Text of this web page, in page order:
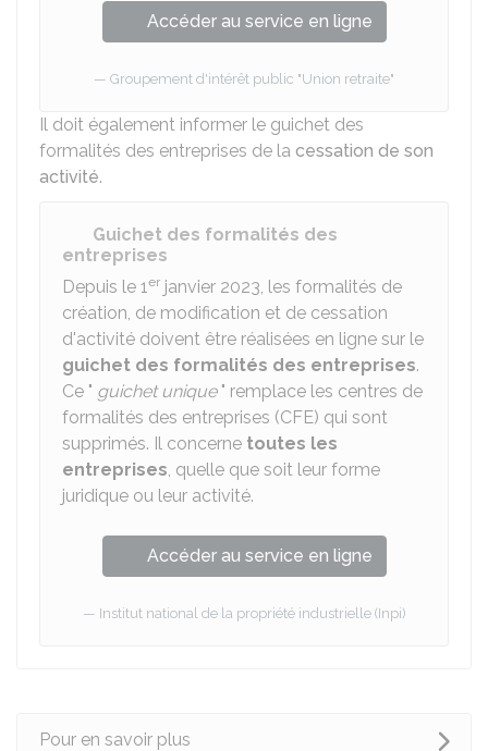
Accéder au service en ligne
Groupement d'intérêt public "Union retraite"
Il doit également informer le guichet des
formalités des entreprises de la cessation de son
activité.
Guichet des formalités des
entreprises
Depuis le 1er janvier 2023, les formalités de
création, de modification et de cessation
d'activité doivent être réalisées en ligne sur le
guichet des formalités des entreprises.
Ce " guichet unique" remplace les centres de
formalités des entreprises (CFE) qui sont
supprimés. Il concerne toutes les
entreprises, quelle que soit leur forme
juridique ou leur activité.
Accéder au service en ligne
Institut national de la propriété industrielle (Inpi)
Pour en savoir plus